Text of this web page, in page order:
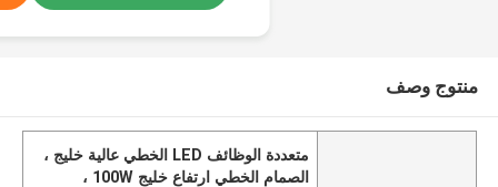
منتوج وصف
متعددة الوظائف LED الخطي عالية خليج ،
الصمام الخطي ارتفاع خليج 100W ،